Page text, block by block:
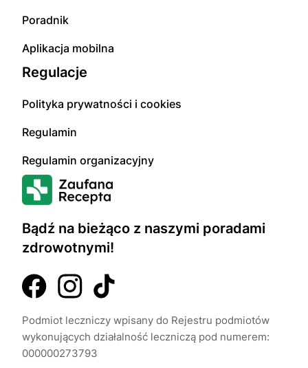
Bądź na bieżąco z naszymi poradami
zdrowotnymi!
Podmiot leczniczy wpisany do Rejestru podmiotów
wykonujących działalność leczniczą pod numerem:
000000273793
Poradnik
Aplikacja mobilna
Regulacje
Polityka prywatności i cookies
Regulamin
Regulamin organizacyjny